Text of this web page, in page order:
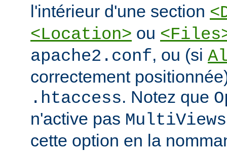
l'intérieur d'une section
<Location> ou
apache2.conf, ou (si
correctement
.htaccess. Notez que
n'active pas MultiViews
cette option en la